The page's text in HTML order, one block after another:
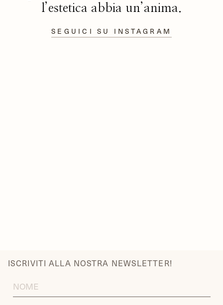
l’estetica abbia un’anima.
SEGUICI SU INSTAGRAM
ISCRIVITI ALLA NOSTRA NEWSLETTER!
FIRST
NAME